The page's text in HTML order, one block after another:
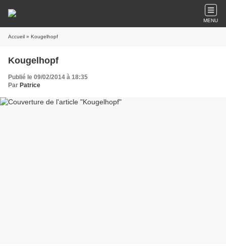
MENU
Accueil » Kougelhopf
Kougelhopf
Publié le 09/02/2014 à 18:35
Par Patrice